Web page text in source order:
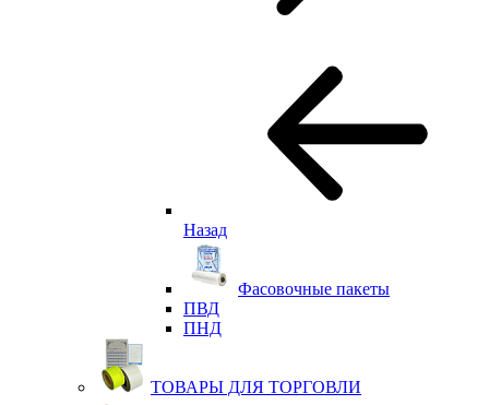
Назад
Фасовочные пакеты
ПВД
ПНД
ТОВАРЫ ДЛЯ ТОРГОВЛИ